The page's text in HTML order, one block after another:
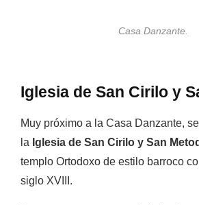
Casa Danzante.
Iglesia de San Cirilo y
Muy próximo a la Casa Danzante,
la Iglesia de San Cirilo y San
templo Ortodoxo de estilo barroco
siglo XVIII.